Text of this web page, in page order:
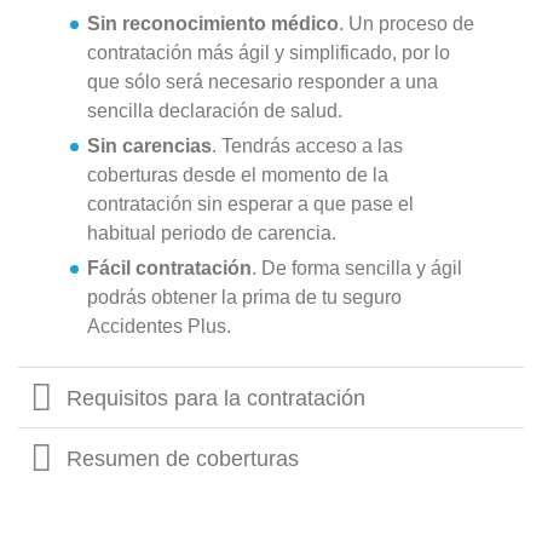
Sin reconocimiento médico. Un proceso de
contratación más ágil y simplificado, por lo
que sólo será necesario responder a una
sencilla declaración de salud.
Sin carencias. Tendrás acceso a las
coberturas desde el momento de la
contratación sin esperar a que pase el
habitual periodo de carencia.
Fácil contratación. De forma sencilla y ágil
podrás obtener la prima de tu seguro
Accidentes Plus.
Requisitos para la contratación
Resumen de coberturas